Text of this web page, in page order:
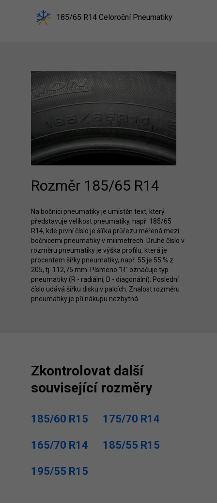
185/65 R14 Celoroční Pneumatiky
Rozměr 185/65 R14
Na bočnici pneumatiky je umístěn text, který
představuje velikost pneumatiky, např. 185/65
R14, kde první číslo je šířka průřezu měřená mezi
bočnicemi pneumatiky v milimetrech. Druhé číslo v
rozměru pneumatiky je výška profilu, která je
procentem šířky pneumatiky, např. 55 je 55 % z
205, tj. 112,75 mm. Písmeno "R" označuje typ
pneumatiky (R - radiální, D - diagonální). Poslední
číslo udává šířku disku v palcích. Znalost rozměru
pneumatiky je při nákupu nezbytná.
Zkontrolovat další
související rozměry
185/60 R15 175/70 R14
165/70 R14 185/55 R15
195/55 R15